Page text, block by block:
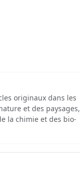
originaux dans les
et des paysages,
la chimie et des bio-